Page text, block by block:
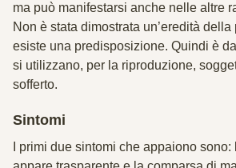
ma può manifestarsi anche nelle altre
Non è stata dimostrata un’eredità della
esiste una predisposizione. Quindi è
si utilizzano, per la riproduzione,
sofferto.
Sintomi
I primi due sintomi che appaiono